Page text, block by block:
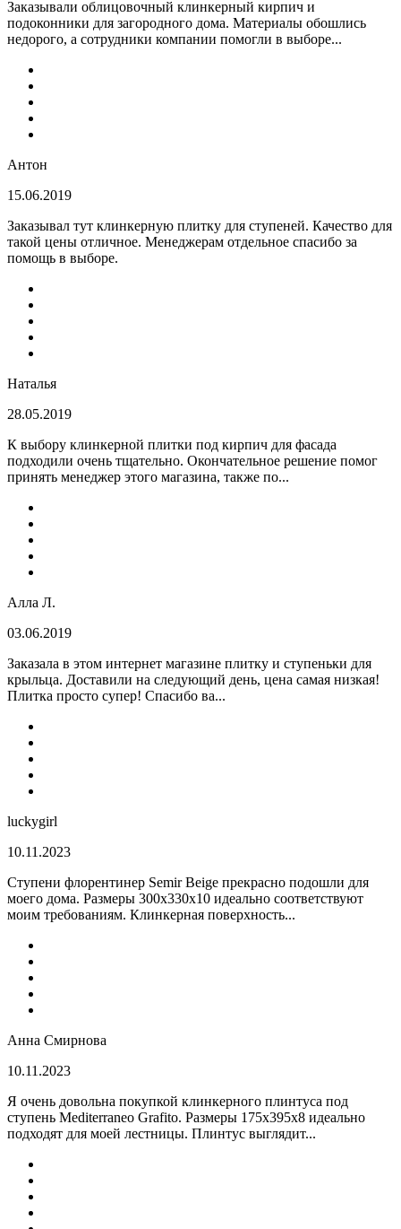
Заказывали облицовочный клинкерный кирпич и
подоконники для загородного дома. Материалы обошлись
недорого, а сотрудники компании помогли в выборе...
Антон
15.06.2019
Заказывал тут клинкерную плитку для ступеней. Качество для
такой цены отличное. Менеджерам отдельное спасибо за
помощь в выборе.
Наталья
28.05.2019
К выбору клинкерной плитки под кирпич для фасада
подходили очень тщательно. Окончательное решение помог
принять менеджер этого магазина, также по...
Алла Л.
03.06.2019
Заказала в этом интернет магазине плитку и ступеньки для
крыльца. Доставили на следующий день, цена самая низкая!
Плитка просто супер! Спасибо ва...
luckygirl
10.11.2023
Ступени флорентинер Semir Beige прекрасно подошли для
моего дома. Размеры 300х330х10 идеально соответствуют
моим требованиям. Клинкерная поверхность...
Анна Смирнова
10.11.2023
Я очень довольна покупкой клинкерного плинтуса под
ступень Mediterraneo Grafito. Размеры 175х395х8 идеально
подходят для моей лестницы. Плинтус выглядит...